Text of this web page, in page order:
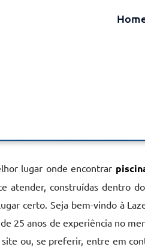
e
lugar onde encontrar
atender, construídas dentro
certo. Seja bem-vindo à
25 anos de experiência no
ou, se preferir, entre em